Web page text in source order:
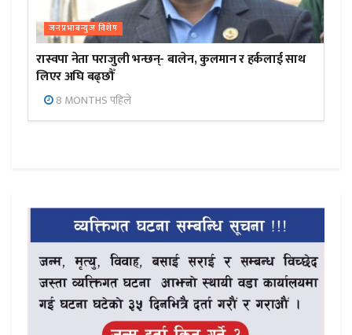
जनप्रभाबन्युज विशेष
रास्वपा नेता पराजुली भन्छन्- बालेन, कुलमान र हर्कलाई साथ
लिएर अघि बढ्छौँ
8 MONTHS पहिले